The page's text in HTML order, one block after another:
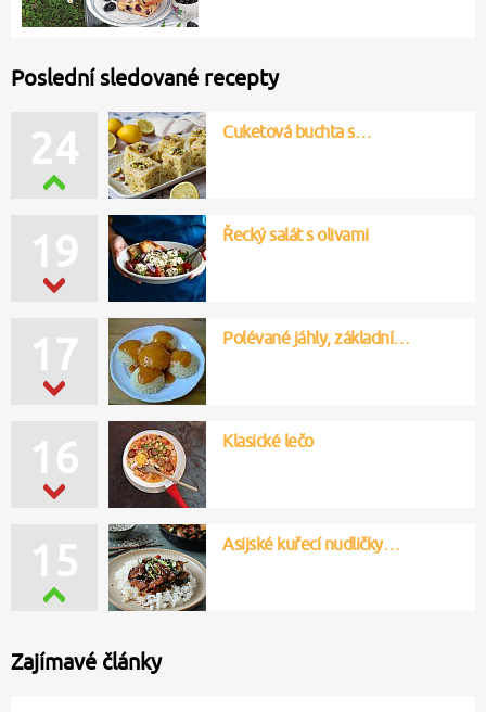
Poslední sledované recepty
24 Cuketová buchta s…
19 Řecký salát s olivami
17 Polévané jáhly, základní…
16 Klasické lečo
15 Asijské kuřecí nudličky…
Zajímavé články